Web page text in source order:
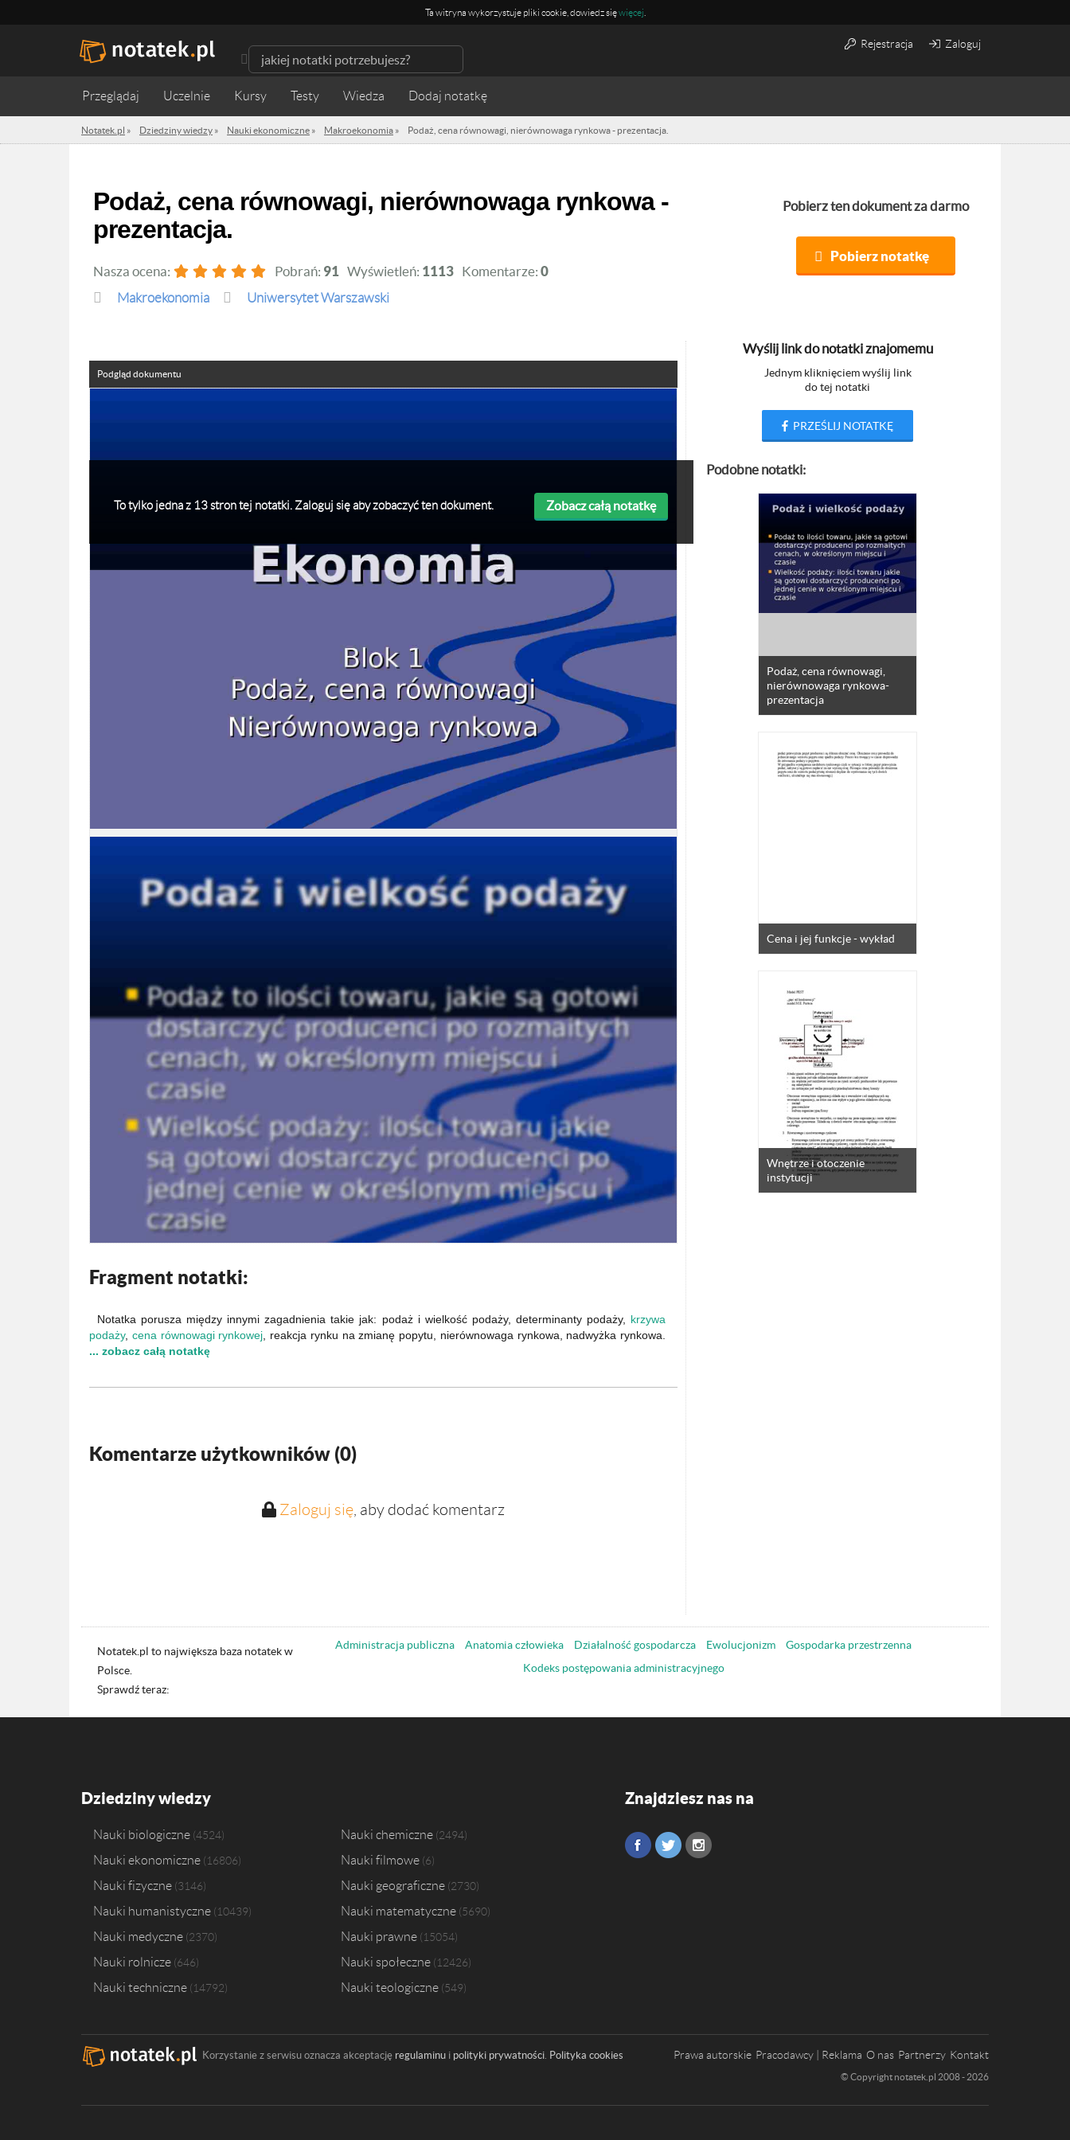
Ta witryna wykorzystuje pliki cookie, dowiedz sięwięcej
Rejestracja Zaloguj
Przeglądaj Uczelnie Kursy Testy Wiedza
Notatek.pl » Dziedziny wiedzy » Nauki ekonomiczne » Makroekonomia » Podaż, cena równowagi, nierównowaga rynkowa - prezentacja.
Podaż, cena równowagi, nierównowaga rynkowa -
prezentacja.
Nasza ocena: Pobrań: 91 Wyświetleń: 1113 Komentarze: 0
Makroekonomia Uniwersytet Warszawski
Pobierz ten dokument za darmo
Pobierz notatkę
To tylko jedna z 13 stron tej notatki. Zaloguj się aby zobaczyć ten dokument. Zobacz całą notatkę
Podgląd dokumentu
Fragment notatki:
Notatka porusza między innymi zagadnienia takie jak: podaż i wielkość podaży, determinanty podaży, krzywa
podaży, cena równowagi rynkowej , reakcja rynku na zmianę popytu, nierównowaga rynkowa, nadwyżka rynkowa.
... zobacz całą notatkę
Komentarze użytkowników (0)
Zaloguj się, aby dodać komentarz
Wyślij link do notatki znajomemu
Jednym kliknięciem wyślij link
do tej notatki
PRZEŚLIJ NOTATKĘ
Podobne notatki:
Podaż, cena równowagi,
nierównowaga rynkowa-
prezentacja
Cena i jej funkcje - wykład
Wnętrze i otoczenie
instytucji
Notatek.pl to największa baza notatek w
Polsce.
Sprawdź teraz:
Administracja publiczna Anatomia człowieka Działalność gospodarcza Ewolucjonizm
Gospodarka przestrzenna
Kodeks postępowania administracyjnego
Dziedziny wiedzy
Nauki biologiczne 4524 Nauki chemiczne 2494
Nauki ekonomiczne 16806 Nauki filmowe 6
Nauki fizyczne 3146 Nauki geograficzne 2730
Nauki humanistyczne 10439 Nauki matematyczne 5690
Nauki medyczne 2370 Nauki prawne 15054
Nauki rolnicze 646 Nauki społeczne 12426
Nauki techniczne 14792 Nauki teologiczne 549
Znajdziesz nas na
Korzystanie z serwisu oznacza akceptację regulaminu i polityki prywatności. Polityka cookies Prawa autorskie Pracodawcy | Reklama O nas Partnerzy Kontakt
© Copyright notatek.pl 2008 - 2026